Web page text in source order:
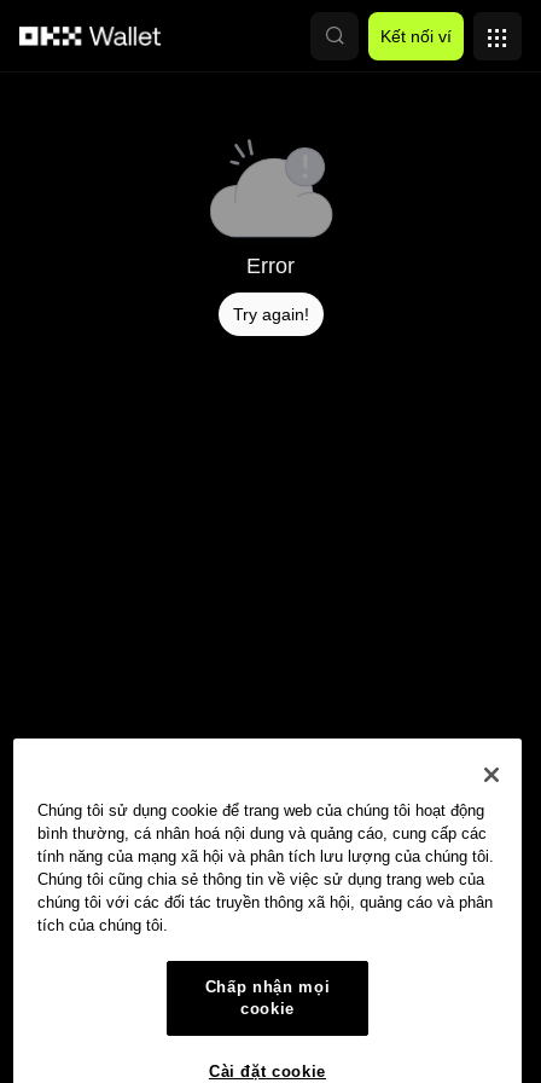
Kết nối ví
Error
Try again!
Chúng tôi sử dụng cookie để trang web của chúng tôi hoạt động
bình thường, cá nhân hoá nội dung và quảng cáo, cung cấp các
tính năng của mạng xã hội và phân tích lưu lượng của chúng tôi.
Chúng tôi cũng chia sẻ thông tin về việc sử dụng trang web của
chúng tôi với các đối tác truyền thông xã hội, quảng cáo và phân
tích của chúng tôi.
Chấp nhận mọi
cookie
Cài đặt cookie